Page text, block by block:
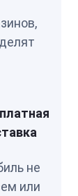
не
или